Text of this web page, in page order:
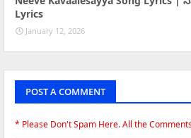
Lyrics
January 12, 2026
POST A COMMENT
* Please Don't Spam Here. All the